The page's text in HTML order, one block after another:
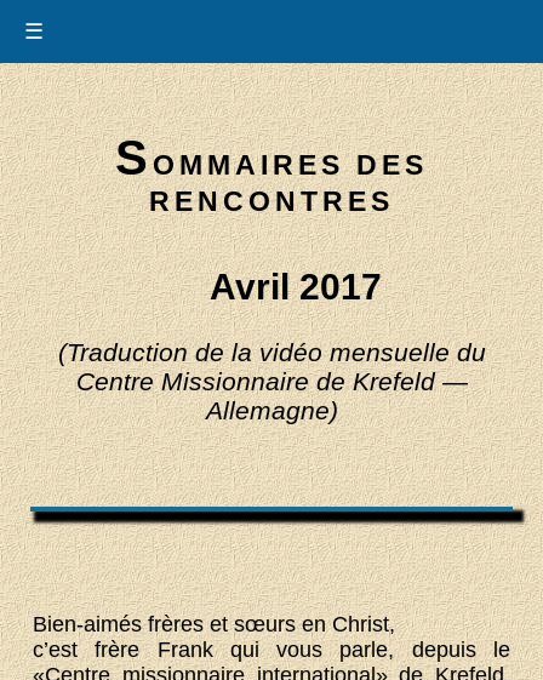
☰
SOMMAIRES DES
RENCONTRES
Avril 2017
(Traduction de la vidéo mensuelle du
Centre Missionnaire de Krefeld —
Allemagne)
Bien-aimés frères et sœurs en Christ,
c’est frère Frank qui vous parle, depuis le